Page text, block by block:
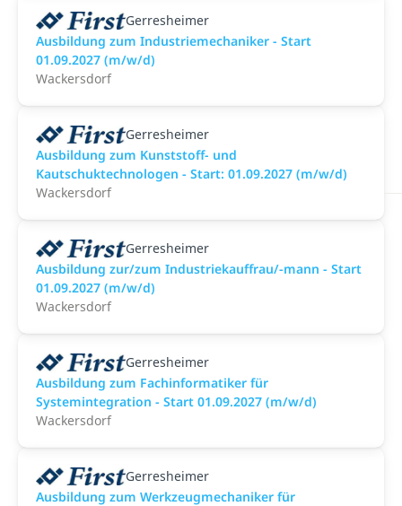
Gerresheimer
Ausbildung zum Industriemechaniker - Start
01.09.2027 (m/w/d)
Wackersdorf
Gerresheimer
Ausbildung zum Kunststoff- und
Kautschuktechnologen - Start: 01.09.2027 (m/w/d)
Wackersdorf
Gerresheimer
Ausbildung zur/zum Industriekauffrau/-mann - Start
01.09.2027 (m/w/d)
Wackersdorf
Gerresheimer
Ausbildung zum Fachinformatiker für
Systemintegration - Start 01.09.2027 (m/w/d)
Wackersdorf
Gerresheimer
Ausbildung zum Werkzeugmechaniker für